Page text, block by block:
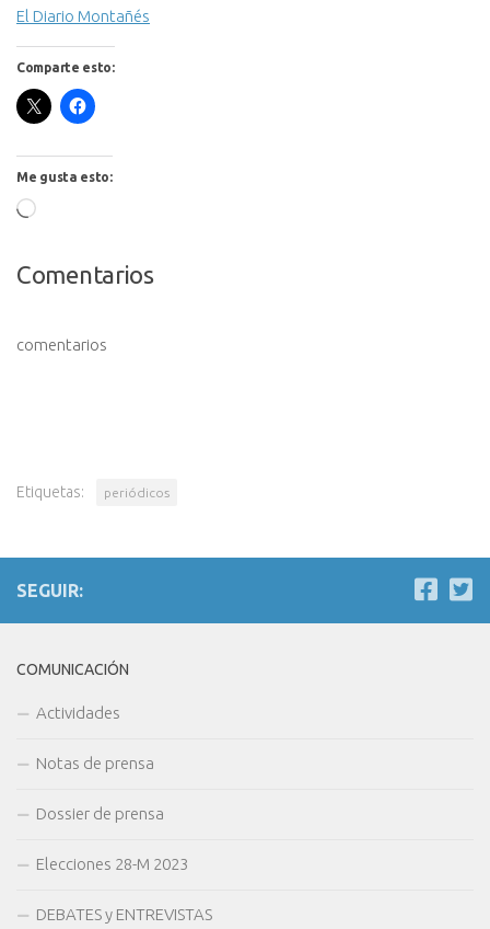
El Diario Montañés
Comparte esto:
Me gusta esto:
Cargando...
Comentarios
comentarios
Etiquetas: periódicos
SEGUIR:
COMUNICACIÓN
Actividades
Notas de prensa
Dossier de prensa
Elecciones 28-M 2023
DEBATES y ENTREVISTAS